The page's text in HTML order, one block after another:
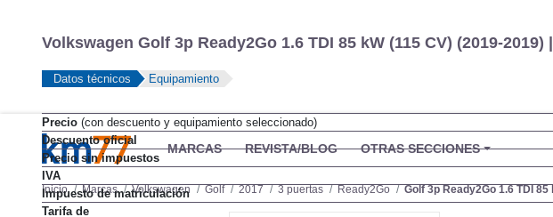
Volkswagen Golf 3p Ready2Go 1.6 TDI 85 kW (115 CV) (2019-2019) |
Precio(con descuento y equipamiento seleccionado)
Descuento oficial
Precio sin impuestos
IVA
Impuesto de matriculación